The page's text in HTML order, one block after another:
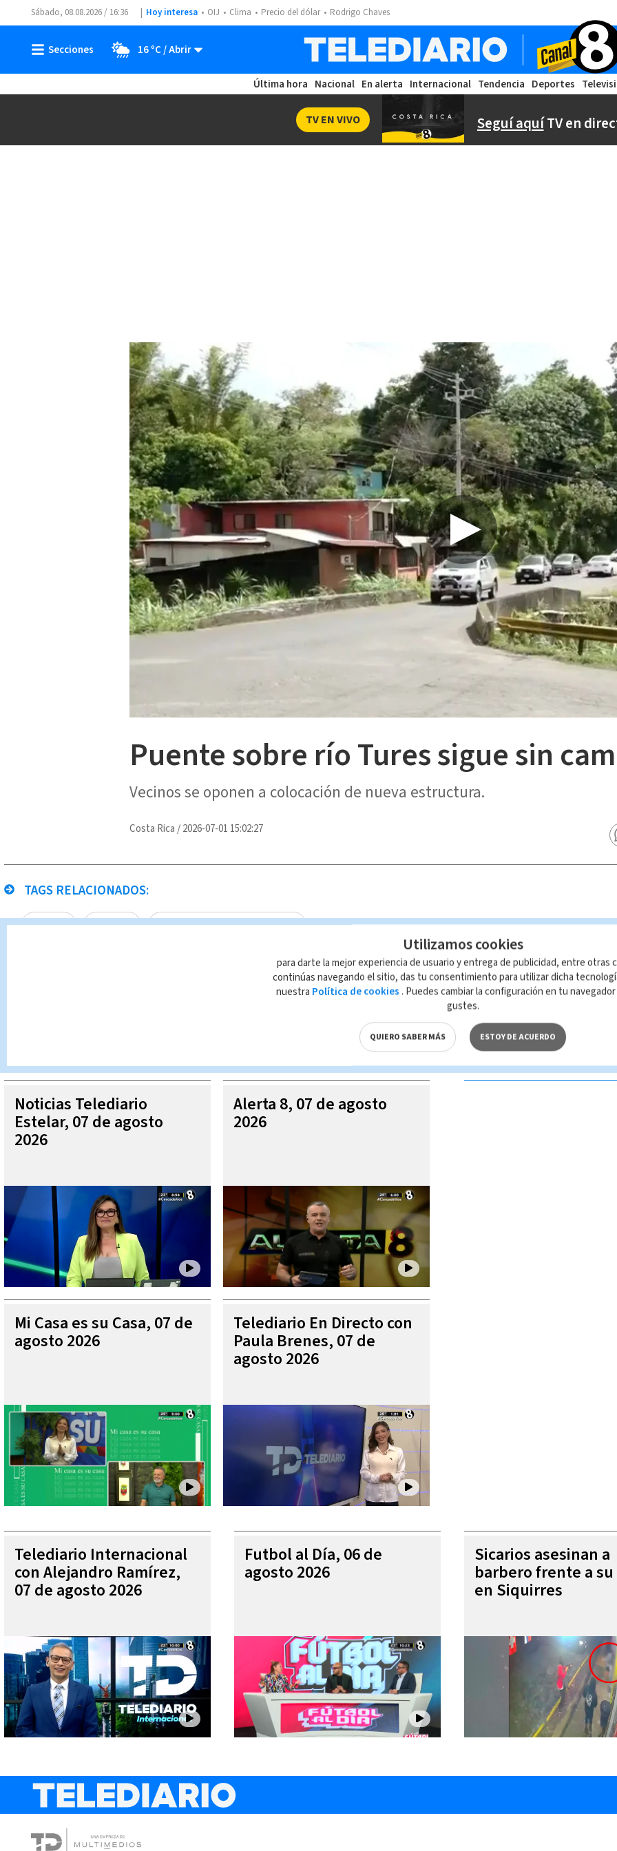
Sábado, 08.08.2026 / 16:36 Hoy interesa OIJ Clima Precio del dólar Rodrigo Chaves
16 ºC
Última hora Nacional En alerta Internacional Tendencia Deportes
Seguí aquíTV en
TV EN VIVO
Puente sobre río Tures sigue sin
Vecinos se oponen a colocación de nueva estructura.
Costa Rica /2026-07-01 15:02:27
TAGS RELACIONADOS:
en vivo Río Tures Noticias Telediario En Directo
Queda prohibida la reproducción total o parcial del contenido de esta página, mismo que es propiedad de TELEDIARIO; su
MÁS VIDEOS
Noticias Telediario
Estelar, 07 de agosto
2026
Alerta 8, 07 de agosto
2026
Mi Casa es su Casa, 07 de
agosto 2026
Telediario En Directo con
Paula Brenes, 07 de
agosto 2026
Telediario Internacional
con Alejandro Ramírez,
07 de agosto 2026
Futbol al Día, 06 de
agosto 2026
Sicarios asesinan a
barbero frente a
en Siquirres
Utilizamos cookies
para darte la mejor experiencia de usuario y entrega de publicidad, entre otras
continúas navegando el sitio, das tu consentimiento para utilizar dicha
nuestra Política de cookies . Puedes cambiar la configuración en tu
gustes.
QUIERO SABER MÁS ESTOY DE ACUERDO